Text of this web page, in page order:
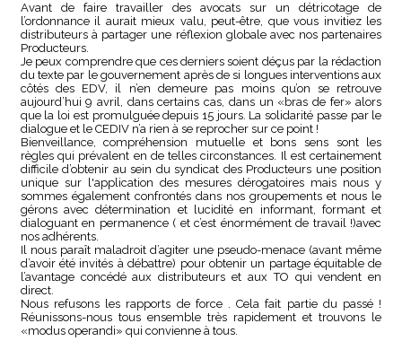
Avant de faire travailler des avocats sur un détricotage de
l’ordonnance il aurait mieux valu, peut-être, que vous invitiez les
distributeurs à partager une réflexion globale avec nos partenaires
Producteurs.
Je peux comprendre que ces derniers soient déçus par la rédaction
du texte par le gouvernement après de si longues interventions aux
côtés des EDV, il n’en demeure pas moins qu’on se retrouve
aujourd’hui 9 avril, dans certains cas, dans un «bras de fer» alors
que la loi est promulguée depuis 15 jours. La solidarité passe par le
dialogue et le CEDIV n’a rien à se reprocher sur ce point !
Bienveillance, compréhension mutuelle et bons sens sont les
règles qui prévalent en de telles circonstances. Il est certainement
difficile d’obtenir au sein du syndicat des Producteurs une position
unique sur l'application des mesures dérogatoires mais nous y
sommes également confrontés dans nos groupements et nous le
gérons avec détermination et lucidité en informant, formant et
dialoguant en permanence ( et c’est énormément de travail !)avec
nos adhérents.
Il nous paraît maladroit d’agiter une pseudo-menace (avant même
d’avoir été invités à débattre) pour obtenir un partage équitable de
l’avantage concédé aux distributeurs et aux TO qui vendent en
direct.
Nous refusons les rapports de force . Cela fait partie du passé !
Réunissons-nous tous ensemble très rapidement et trouvons le
«modus operandi» qui convienne à tous.